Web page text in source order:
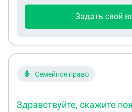
сын мой так и не вступил
только я и мои дети
Задать свой
Семейное право
Здравствуйте, скажите